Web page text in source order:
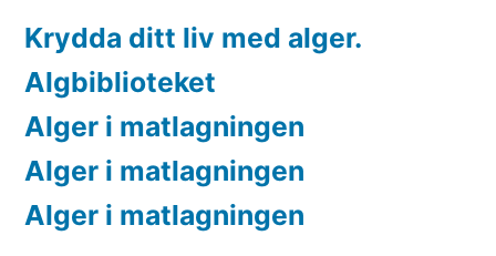
Krydda ditt liv med alger.
Algbiblioteket
Alger i matlagningen
Alger i matlagningen
Alger i matlagningen